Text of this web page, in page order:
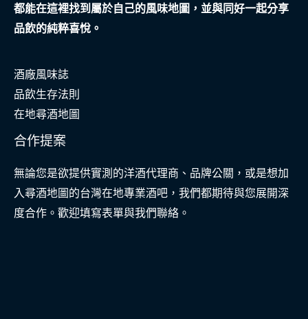
的
成
案
例
都能在這裡找到屬於自己的風味地圖，並與同好一起分享
品飲的純粹喜悅。
酒廠風味誌
品飲生存法則
在地尋酒地圖
合作提案
無論您是欲提供實測的洋酒代理商、品牌公關，或是想加
入尋酒地圖的台灣在地專業酒吧，我們都期待與您展開深
度合作。歡迎填寫表單與我們聯絡。